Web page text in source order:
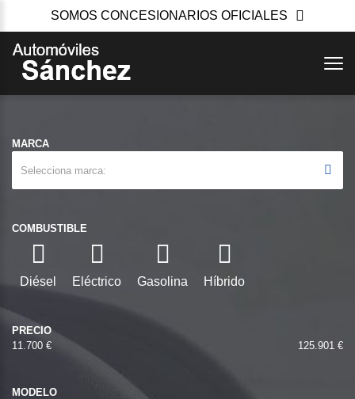
SOMOS CONCESIONARIOS OFICIALES
MARCA
Selecciona marca
COMBUSTIBLE
Diésel Eléctrico Gasolina Híbrido
PRECIO
11.700 €
125.901 €
MODELO